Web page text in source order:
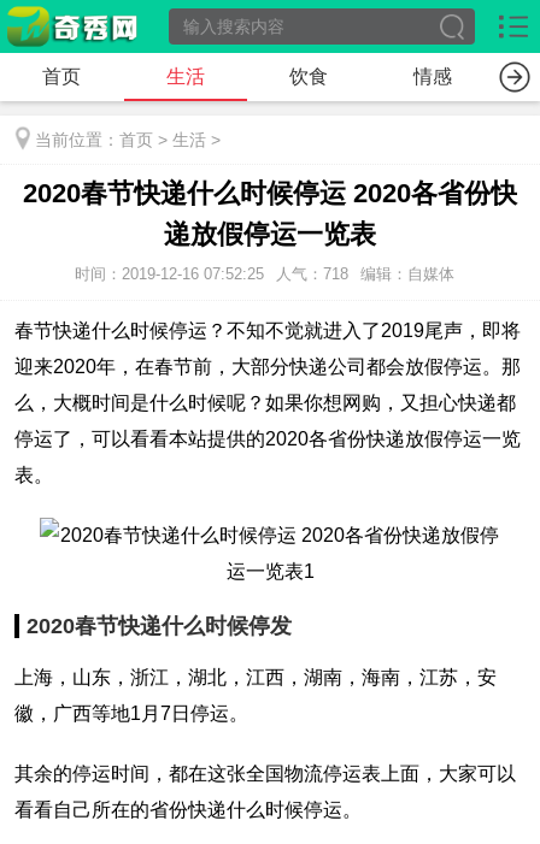
首页 生活 饮食 情感
当前位置： 首页 > 生活 >
2020春节快递什么时候停运 2020各省份快
递放假停运一览表
时间：2019-12-16 07:52:25 人气：718 编辑：自媒体
春节快递什么时候停运？不知不觉就进入了2019尾声，即将
迎来2020年，在春节前，大部分快递公司都会放假停运。那
么，大概时间是什么时候呢？如果你想网购，又担心快递都
停运了，可以看看本站提供的2020各省份快递放假停运一览
表。
2020春节快递什么时候停发
上海，山东，浙江，湖北，江西，湖南，海南，江苏，安
徽，广西等地1月7日停运。
其余的停运时间，都在这张全国物流停运表上面，大家可以
看看自己所在的省份快递什么时候停运。